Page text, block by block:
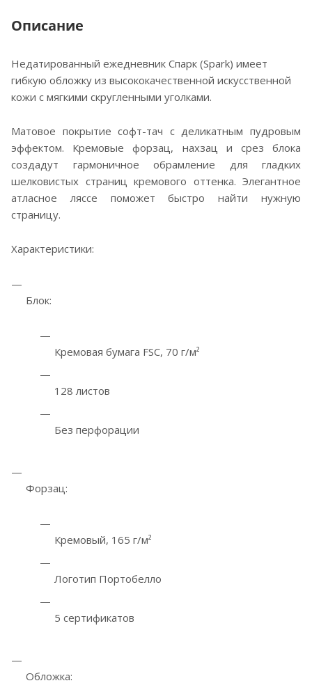
Описание
Недатированный ежедневник Спарк (Spark) имеет
гибкую обложку из высококачественной искусственной
кожи с мягкими скругленными уголками.
Матовое покрытие софт-тач с деликатным пудровым
эффектом. Кремовые форзац, нахзац и срез блока
создадут гармоничное обрамление для гладких
шелковистых страниц кремового оттенка. Элегантное
атласное ляссе поможет быстро найти нужную
страницу.
Характеристики:
Блок:
Кремовая бумага FSC, 70 г/м²
128 листов
Без перфорации
Форзац:
Кремовый, 165 г/м²
Логотип Портобелло
5 сертификатов
Обложка: